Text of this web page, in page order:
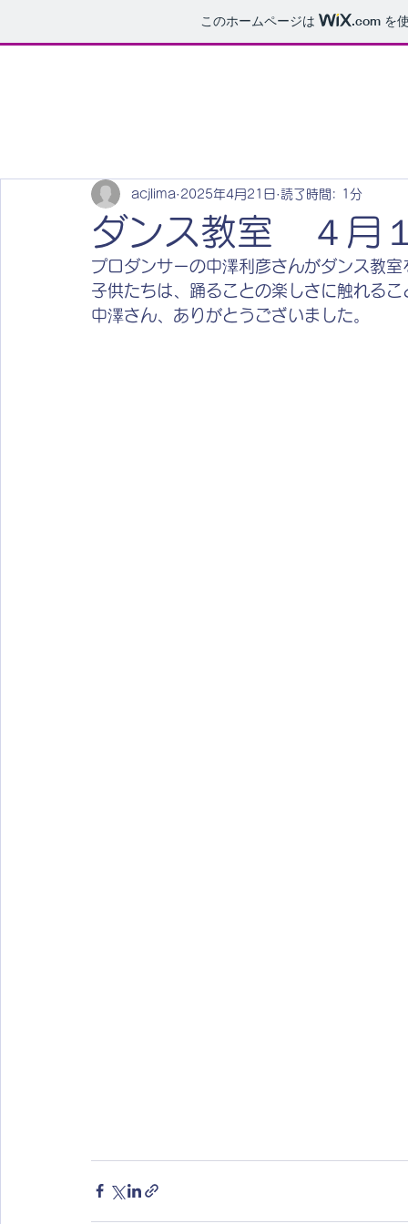
このホームページは .com を
ダンス教室 ４月
acjlima 2025年4月21日 読了時間: 1分
プロダンサーの中澤利彦さんがダンス教
子供たちは、踊ることの楽しさに触れる
中澤さん、ありがとうございました。